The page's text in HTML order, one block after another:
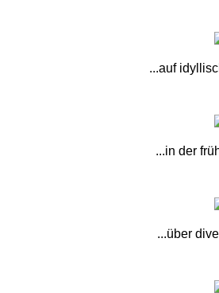
...auf
...in der
...über